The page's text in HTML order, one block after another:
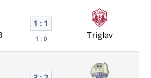
1 : 1
1 : 0 Triglav